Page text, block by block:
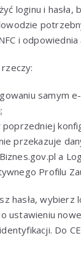
loginu i
i odpowiednia
samym
przekazuje
a
Profilu
hasła,
ustawieniu
Do